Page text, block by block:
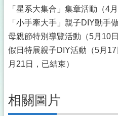
「星系大集合」集章活動（4
「小手牽大手」親子DIY動手
母親節特別導覽活動（5月10
假日特展親子DIY活動（5月
月21日，已結束）
相關圖片